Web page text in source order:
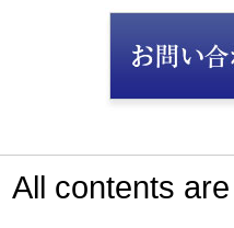
All contents